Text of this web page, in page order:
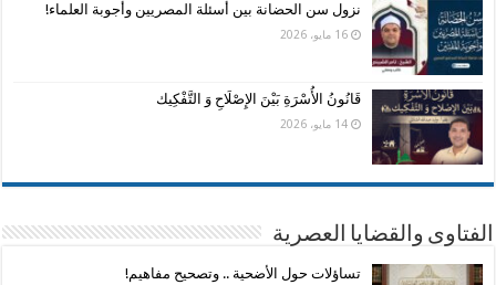
نزول سن الحضانة بين أسئلة المصريين وأجوبة العلماء!
16 مايو، 2026
قَانُونُ الأُسْرَةِ بَيْنَ الإِصْلَاحِ وَ التَّفْكِيك
14 مايو، 2026
الفتاوى والقضايا العصرية
تساؤلات حول الأضحية .. وتصحيح مفاهيم!